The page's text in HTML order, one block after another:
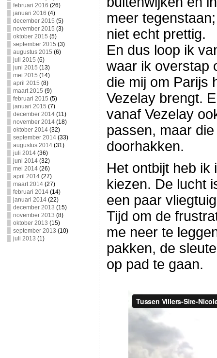
februari 2016 (26)
januari 2016 (4)
december 2015 (5)
november 2015 (3)
oktober 2015 (5)
september 2015 (3)
augustus 2015 (6)
juli 2015 (6)
juni 2015 (13)
mei 2015 (14)
april 2015 (8)
maart 2015 (9)
februari 2015 (5)
januari 2015 (7)
december 2014(11)
november 2014(18)
oktober 2014(32)
september 2014(33)
augustus 2014(31)
juli 2014(36)
juni 2014(32)
mei 2014(26)
april 2014(27)
maart 2014(27)
februari 2014(14)
januari 2014(22)
december 2013 (15)
november 2013 (8)
oktober 2013 (15)
september 2013 (10)
juli 2013 (1)
meer
niet echt prettig.
En dus loop ik
waar ik overstap
die mij om Parijs
Vezelay brengt.
vanaf Vezelay
passen, maar
doorhakken.
Het ontbijt heb ik
kiezen. De lucht
een paar
Tijd om de
me neer te
pakken, de
op pad te gaan.